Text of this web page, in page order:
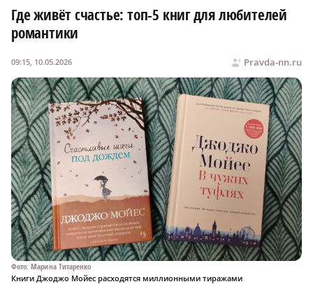
Где живёт счастье: топ-5 книг для любителей
романтики
Pravda-nn.ru
09:15, 10.05.2026
Фото: Марина Титаренко
Книги Джоджо Мойес расходятся миллионными тиражами